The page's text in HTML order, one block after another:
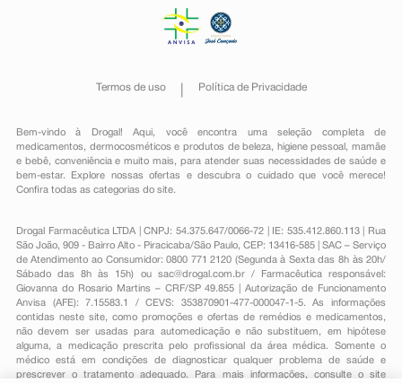
Termos de uso Política de Privacidade
Bem-vindo à Drogal! Aqui, você encontra uma seleção completa de
medicamentos , dermocosméticos e produtos de beleza, higiene pessoal ,mamãe
e bebê, conveniênciae muito mais, para atender suas necessidades de saúde e
bem-estar. Explore nossas ofertas e descubra o cuidado que você merece!
Confira todas as categorias do site.
Drogal Farmacêutica LTDA | CNPJ: 54.375.647/0066-72 | IE: 535.412.860.113 | Rua
São João, 909 - Bairro Alto - Piracicaba/São Paulo, CEP: 13416-585 | SAC – Serviço
de Atendimento ao Consumidor: 0800 771 2120 (Segunda à Sexta das 8h às 20h/
Sábado das 8h às 15h) ou sac@drogal.com.br/ Farmacêutica responsável:
Giovanna do Rosario Martins – CRF/SP 49.855 | Autorização de Funcionamento
Anvisa (AFE): 7.15583.1 / CEVS: 353870901-477-000047-1-5. As informações
contidas neste site, como promoções e ofertas de remédios e medicamentos,
não devem ser usadas para automedicação e não substituem, em hipótese
alguma, a medicação prescrita pelo profissional da área médica. Somente o
médico está em condições de diagnosticar qualquer problema de saúde e
prescrever o tratamento adequado. Para mais informações, consulte o site